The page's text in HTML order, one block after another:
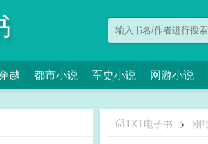
越 都市小说 军史小说 网游小说
TXT电子书 > 刚